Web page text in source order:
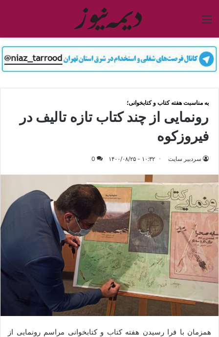
منو
به مناسبت هفته کتاب و کتابخوانی؛
رونمایی از چند کتاب تازه تالیف در
فیروزکوه
سردبیر سایت ۱۰:۳۲ - ۱۴۰۰/۰۸/۲۵ 0
همزمان با فرا رسیدن هفته کتاب و کتابخوانی مراسم رونمایی از